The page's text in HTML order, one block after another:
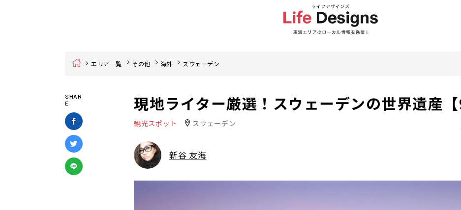
Home エリア一覧 その他 海外 スウェーデン
SHAR
E
現地ライター厳選！スウェーデンの世界遺産【
観光スポット スウェーデン
新谷 友海